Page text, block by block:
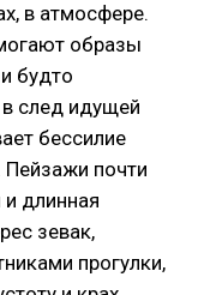
в атмосфере.
образы
будто
след идущей
бессилие
Пейзажи почти
длинная
зевак,
прогулки,